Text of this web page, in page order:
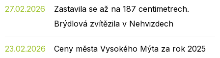
27.02.2026
Zastavila se až na 187 centimetrech.
Brýdlová zvítězila v Nehvizdech
23.02.2026
Ceny města Vysokého Mýta za rok 2025